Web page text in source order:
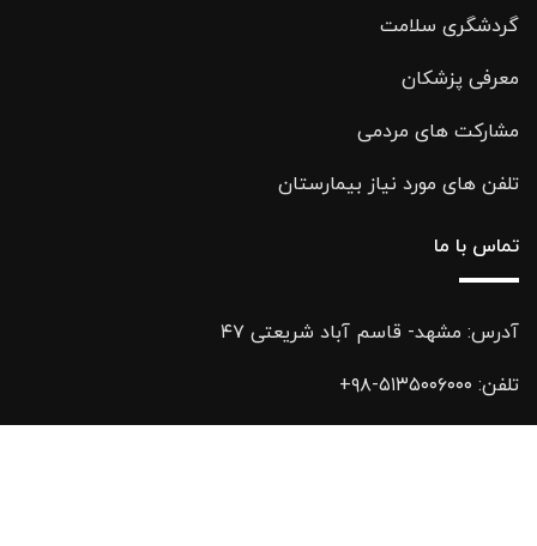
گردشگری سلامت
معرفی پزشکان
مشارکت های مردمی
تلفن های مورد نیاز بیمارستان
تماس با ما
آدرس: مشهد- قاسم آباد شریعتی ۴۷
تلفن: ۵۱۳۵۰۰۶۰۰۰-۹۸+